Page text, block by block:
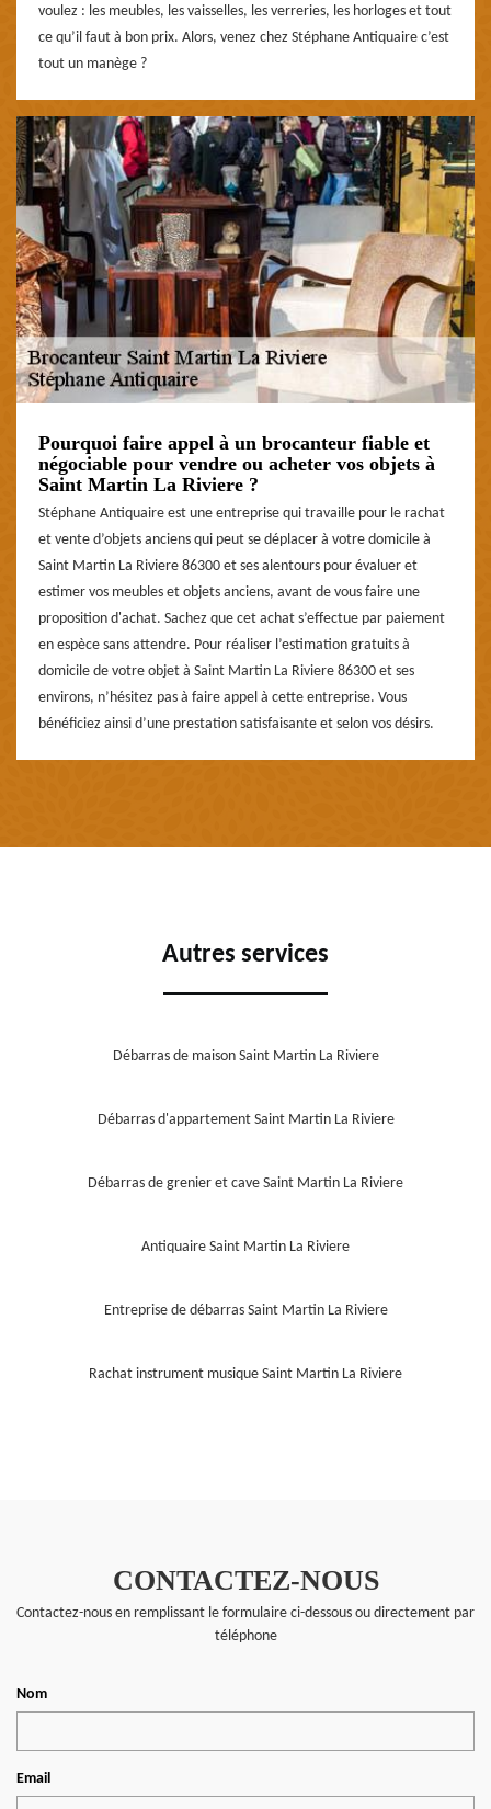
voulez : les meubles, les vaisselles, les verreries, les horloges et tout
ce qu’il faut à bon prix. Alors, venez chez Stéphane Antiquaire c’est
tout un manège ?
Pourquoi faire appel à un brocanteur fiable et
négociable pour vendre ou acheter vos objets à
Saint Martin La Riviere ?
Stéphane Antiquaire est une entreprise qui travaille pour le rachat
et vente d’objets anciens qui peut se déplacer à votre domicile à
Saint Martin La Riviere 86300 et ses alentours pour évaluer et
estimer vos meubles et objets anciens, avant de vous faire une
proposition d'achat. Sachez que cet achat s’effectue par paiement
en espèce sans attendre. Pour réaliser l’estimation gratuits à
domicile de votre objet à Saint Martin La Riviere 86300 et ses
environs, n’hésitez pas à faire appel à cette entreprise. Vous
bénéficiez ainsi d’une prestation satisfaisante et selon vos désirs.
Autres services
Débarras de maison Saint Martin La Riviere
Débarras d'appartement Saint Martin La Riviere
Débarras de grenier et cave Saint Martin La Riviere
Antiquaire Saint Martin La Riviere
Entreprise de débarras Saint Martin La Riviere
Rachat instrument musique Saint Martin La Riviere
CONTACTEZ-NOUS
Contactez-nous en remplissant le formulaire ci-dessous ou directement par
téléphone
Nom
Email